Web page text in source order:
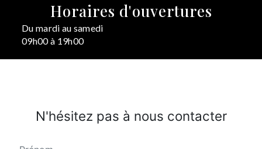
Horaires d'ouvertures
Du mardi au samedi
09h00 à 19h00
N'hésitez pas à nous contacter